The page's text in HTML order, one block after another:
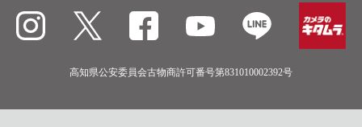
高知県公安委員会古物商許可番号第831010002392号